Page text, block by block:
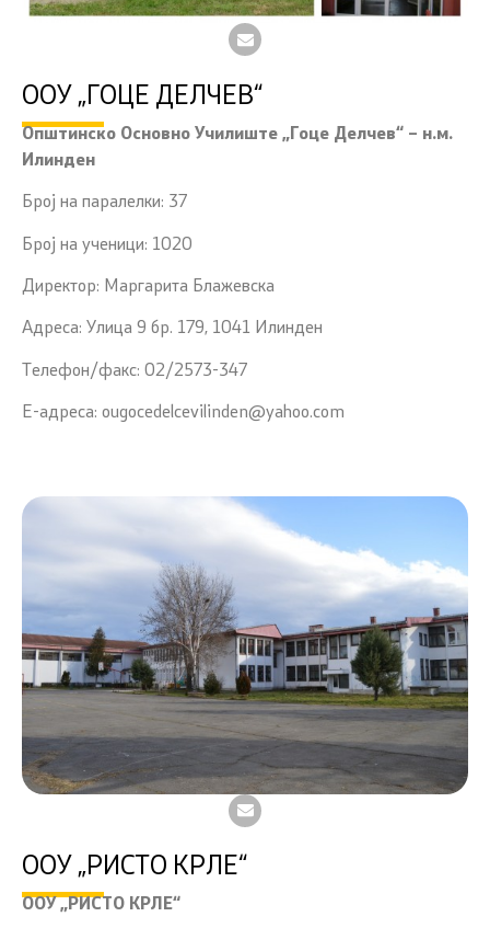
ООУ „ГОЦЕ ДЕЛЧЕВ“
Општинско Основно Училиште „Гоце Делчев“ – н.м.
Илинден
Број на паралелки: 37
Број на ученици: 1020
Директор: Маргарита Блажевска
Адреса: Улица 9 бр. 179, 1041 Илинден
Телефон/факс: 02/2573-347
Е-адреса: ougocedelcevilinden@yahoo.com
ООУ „РИСТО КРЛЕ“
ООУ „РИСТО КРЛЕ“